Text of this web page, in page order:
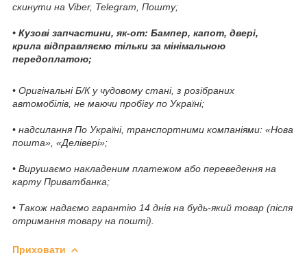
скинути на Viber, Telegram, Пошту;
• Кузові запчастини, як-от: Бампер, капот, двері,
крила відправляємо тільки за мінімальною
передоплатою;
• Оригінальні Б/К у чудовому стані, з розібраних
автомобілів, не маючи пробігу по Україні;
• надсилання По Україні, транспортними компаніями: «Нова
пошта», «Делівері»;
• Вирушаємо накладеним платежом або переведення на
карту Приватбанка;
• Також надаємо гарантію 14 днів на будь-який товар (після
отримання товару на пошті).
Приховати